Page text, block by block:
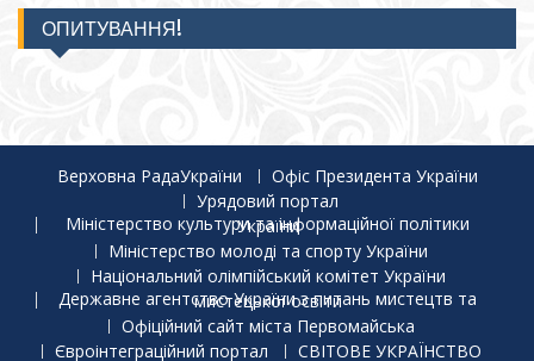
ОПИТУВАННЯ!
Верховна РадаУкраїни
Офіс Президента України
Урядовий портал
Міністерство культури та інформаційної політики України
Міністерство молоді та спорту України
Національний олімпійський комітет України
Державне агентство України з питань мистецтв та мистецької освіти
Офіційний сайт міста Первомайська
Євроінтеграційний портал
СВІТОВЕ УКРАЇНСТВО